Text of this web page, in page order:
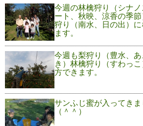
今週の林檎狩り（シナノ
ート、秋映、涼香の季節
狩り（南水、日の出）に
ます。
今週も梨狩り（豊水、
き）林檎狩り（すわっこ
方できます。
サンふじ蜜が入ってきま
（＾＾）